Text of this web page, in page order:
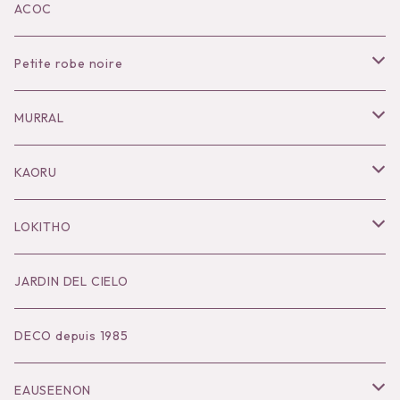
KOKO別注
ACOC
Petite robe noire
Necklace
Pierce
Bracelet／Bangle
Ring
Brooch
Hair Accessories
MURRAL
Outer
Tops
Bottoms
Dress
Accessories
KAORU
Necklace
Pierce
Ear Cuff
Bangle
LOKITHO
Tops
Bottoms
Dress
JARDIN DEL CIELO
DECO depuis 1985
EAUSEENON